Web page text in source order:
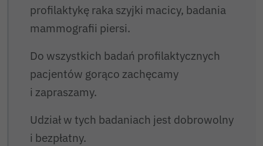
profilaktykę raka szyjki macicy, badania
mammografii piersi.
Do wszystkich badań profilaktycznych
pacjentów gorąco zachęcamy
i zapraszamy.
Udział w tych badaniach jest dobrowolny
i bezpłatny.